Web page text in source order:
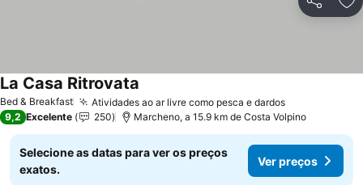
Partilhar
Bed & Breakfast Atividades ao ar livre como pesca e dardos
La Casa Ritrovata
9,2 Excelente 250 Marcheno, a 15.9 km de Costa Volpino
Selecione as datas para ver os preços
exatos.
Ver preços